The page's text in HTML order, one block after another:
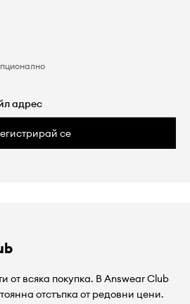
се
от всяка покупка. В Answear Club
отстъпка от редовни цени.